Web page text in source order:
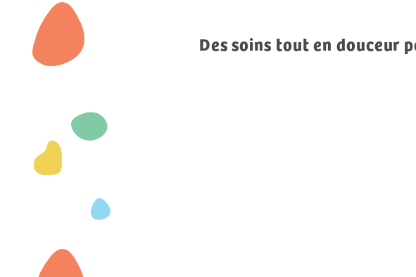
Des soins tout en douceur